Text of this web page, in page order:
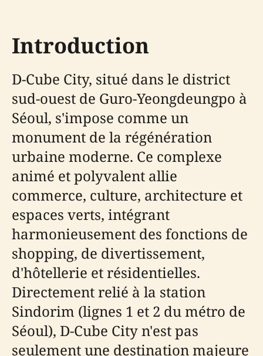
Introduction
D-Cube City, situé dans le district
sud-ouest de Guro-Yeongdeungpo à
Séoul, s'impose comme un
monument de la régénération
urbaine moderne. Ce complexe
animé et polyvalent allie
commerce, culture, architecture et
espaces verts, intégrant
harmonieusement des fonctions de
shopping, de divertissement,
d'hôtellerie et résidentielles.
Directement relié à la station
Sindorim (lignes 1 et 2 du métro de
Séoul), D-Cube City n'est pas
seulement une destination majeure